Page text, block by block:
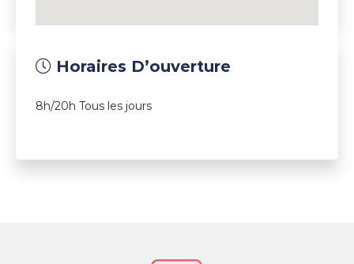
Horaires D’ouverture
8h/20h Tous les jours